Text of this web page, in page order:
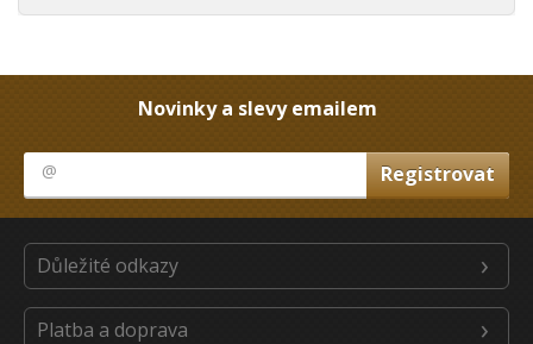
Novinky a slevy emailem
Důležité odkazy
Platba a doprava